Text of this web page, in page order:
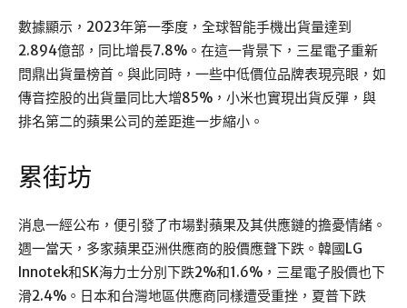
數據顯示，2023年第一季度，全球智能手機出貨量達到
2.894億部，同比增長7.8%。在這一背景下，三星電子重新
問鼎出貨量榜首。與此同時，一些中低價位品牌表現亮眼，如
傳音控股的出貨量同比大增85%，小米也實現出貨反彈，與
排名第二的蘋果公司的差距進一步縮小。
累街坊
消息一經公布，便引發了市場對蘋果及其供應鏈的擔憂情緒。
週一當天，多家蘋果亞洲供應商的股價應聲下跌。韓國LG
Innotek和SK海力士分別下跌2%和1.6%，三星電子股價也下
滑2.4%。日本和台灣地區供應商同樣遭受重挫，夏普下跌